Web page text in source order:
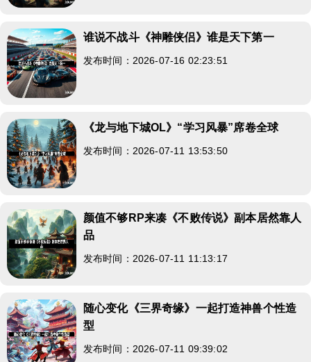
谁说不战斗《神雕侠侣》谁是天下第一
发布时间：2026-07-16 02:23:51
《龙与地下城OL》“学习风暴”席卷全球
发布时间：2026-07-11 13:53:50
颜值不够RP来凑《不败传说》副本居然靠人
品
发布时间：2026-07-11 11:13:17
随心变化《三界奇缘》一起打造神兽个性造
型
发布时间：2026-07-11 09:39:02